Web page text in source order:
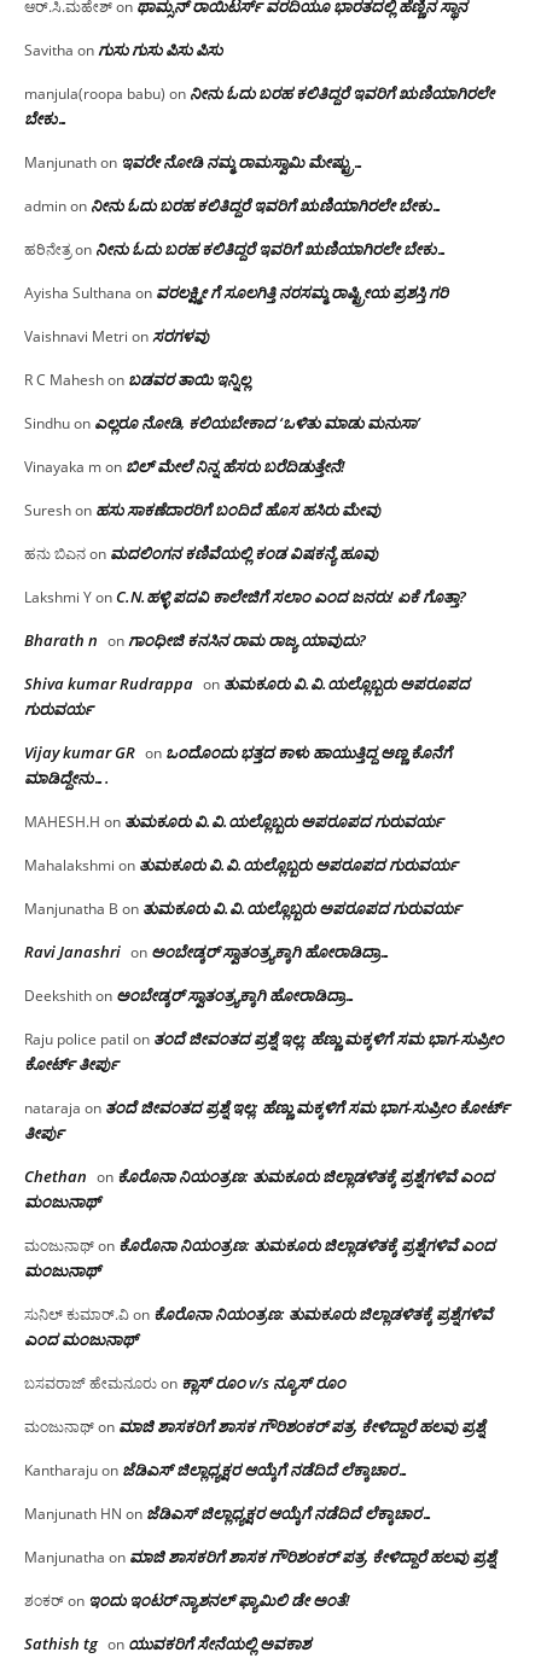
ಆರ್.ಸಿ.ಮಹೇಶ್on ಥಾಮ್ಸನ್ ರಾಯಿಟರ್ಸ್ ವರದಿಯೂ ಭಾರತದಲ್ಲಿ ಹೆಣ್ಣಿನ ಸ್ಥಾನ‌
Savitha onಗುಸು ಗುಸು ಪಿಸು ಪಿಸು
manjula(roopa babu) on ನೀನು ಓದು ಬರಹ ಕಲಿತಿದ್ದರೆ ಇವರಿಗೆ ಋಣಿಯಾಗಿರಲೇ
ಬೇಕು…
Manjunathon ಇವರೇ‌ ನೋಡಿ‌ ನಮ್ಮ‌ ರಾಮಸ್ವಾಮಿ ಮೇಷ್ಟ್ರು…
adminon ನೀನು ಓದು ಬರಹ ಕಲಿತಿದ್ದರೆ ಇವರಿಗೆ ಋಣಿಯಾಗಿರಲೇ ಬೇಕು…
ಹರಿನೇತ್ರon ನೀನು ಓದು ಬರಹ ಕಲಿತಿದ್ದರೆ ಇವರಿಗೆ ಋಣಿಯಾಗಿರಲೇ ಬೇಕು…
Ayisha Sulthana on ವರಲಕ್ಷ್ಮೀ ಗೆ ಸೂಲಗಿತ್ತಿ ನರಸಮ್ಮ‌ ರಾಷ್ಟ್ರೀಯ ಪ್ರಶಸ್ತಿ ಗರಿ
Vaishnavi Metri onಸರಗಳವು
R C Maheshon ಬಡವರ ತಾಯಿ ಇನ್ನಿಲ್ಲ
Sindhuon ಎಲ್ಲರೂ ನೋಡಿ, ಕಲಿಯಬೇಕಾದ ‘ಒಳಿತು ಮಾಡು ಮನುಸಾ’
Vinayaka mon ಬಿಲ್ ಮೇಲೆ ನಿನ್ನ ಹೆಸರು ಬರೆದಿಡುತ್ತೇನೆ!
Sureshon ಹಸು ಸಾಕಣೆದಾರರಿಗೆ ಬಂದಿದೆ ಹೊಸ ಹಸಿರು ಮೇವು
ಹನು ಬಿಎನon ಮದಲಿಂಗನ ಕಣಿವೆಯಲ್ಲಿ ಕಂಡ ವಿಷಕನ್ಯೆ ಹೂವು
Lakshmi YonC.N.ಹಳ್ಳಿ ಪದವಿ ಕಾಲೇಜಿಗೆ ಸಲಾಂ‌ ಎಂದ ಜನರು! ಏಕೆ ಗೊತ್ತಾ?
Bharath n onಗಾಂಧೀಜಿ ಕನಸಿನ ರಾಮ ರಾಜ್ಯ ಯಾವುದು?
Shiva kumar Rudrappa on ತುಮಕೂರು‌ ವಿ.ವಿ.ಯಲ್ಲೊಬ್ಬರು ಅಪರೂಪದ
ಗುರುವರ್ಯ
Vijay kumar GR on ಒಂದೊಂದು ಭತ್ತದ ಕಾಳು ಹಾಯುತ್ತಿದ್ದ ಅಣ್ಣ ಕೊನೆಗೆ
ಮಾಡಿದ್ದೇನು….
MAHESH.H on ತುಮಕೂರು‌ ವಿ.ವಿ.ಯಲ್ಲೊಬ್ಬರು ಅಪರೂಪದ ಗುರುವರ್ಯ
Mahalakshmi on ತುಮಕೂರು‌ ವಿ.ವಿ.ಯಲ್ಲೊಬ್ಬರು ಅಪರೂಪದ ಗುರುವರ್ಯ
Manjunatha B on ತುಮಕೂರು‌ ವಿ.ವಿ.ಯಲ್ಲೊಬ್ಬರು ಅಪರೂಪದ ಗುರುವರ್ಯ
Ravi Janashri on ಅಂಬೇಡ್ಕರ್ ಸ್ವಾತಂತ್ರ್ಯಕ್ಕಾಗಿ ಹೋರಾಡಿದ್ರಾ…
Deekshithon ಅಂಬೇಡ್ಕರ್ ಸ್ವಾತಂತ್ರ್ಯಕ್ಕಾಗಿ ಹೋರಾಡಿದ್ರಾ…
Raju police patil on ತಂದೆ ಜೀವಂತದ ಪ್ರಶ್ನೆ ಇಲ್ಲ: ಹೆಣ್ಣು ಮಕ್ಕಳಿಗೆ ಸಮ ಭಾಗ-ಸುಪ್ರೀಂ
ಕೋರ್ಟ್ ತೀರ್ಪು
nataraja on ತಂದೆ ಜೀವಂತದ ಪ್ರಶ್ನೆ ಇಲ್ಲ: ಹೆಣ್ಣು ಮಕ್ಕಳಿಗೆ ಸಮ ಭಾಗ-ಸುಪ್ರೀಂ ಕೋರ್ಟ್
ತೀರ್ಪು
Chethan on ಕೊರೊನಾ ನಿಯಂತ್ರಣ: ತುಮಕೂರು ಜಿಲ್ಲಾಡಳಿತಕ್ಕೆ ಪ್ರಶ್ನೆಗಳಿವೆ ಎಂದ
ಮಂಜು‌ನಾಥ್
ಮಂಜುನಾಥ್on ಕೊರೊನಾ ನಿಯಂತ್ರಣ: ತುಮಕೂರು ಜಿಲ್ಲಾಡಳಿತಕ್ಕೆ ಪ್ರಶ್ನೆಗಳಿವೆ ಎಂದ
ಮಂಜು‌ನಾಥ್
ಸುನಿಲ್ ಕುಮಾರ್.ವಿon ಕೊರೊನಾ ನಿಯಂತ್ರಣ: ತುಮಕೂರು ಜಿಲ್ಲಾಡಳಿತಕ್ಕೆ ಪ್ರಶ್ನೆಗಳಿವೆ
ಎಂದ ಮಂಜು‌ನಾಥ್
ಬಸವರಾಜ್ ಹೇಮನೂರುon ಕ್ಲಾಸ್ ರೂಂ v/s ನ್ಯೂಸ್ ರೂಂ
ಮಂಜುನಾಥ್on ಮಾಜಿ ಶಾಸಕರಿಗೆ ಶಾಸಕ ಗೌರಿಶಂಕರ್ ಪತ್ರ, ಕೇಳಿದ್ದಾರೆ ಹಲವು ಪ್ರಶ್ನೆ
Kantharajuon ಜೆಡಿಎಸ್ ಜಿಲ್ಲಾಧ್ಯಕ್ಷರ ಆಯ್ಕೆಗೆ ನಡೆದಿದೆ ಲೆಕ್ಕಾಚಾರ…
Manjunath HN on ಜೆಡಿಎಸ್ ಜಿಲ್ಲಾಧ್ಯಕ್ಷರ ಆಯ್ಕೆಗೆ ನಡೆದಿದೆ ಲೆಕ್ಕಾಚಾರ…
Manjunatha on ಮಾಜಿ ಶಾಸಕರಿಗೆ ಶಾಸಕ ಗೌರಿಶಂಕರ್ ಪತ್ರ, ಕೇಳಿದ್ದಾರೆ ಹಲವು ಪ್ರಶ್ನೆ
ಶಂಕರ್on ಇಂದು ಇಂಟರ್ ನ್ಯಾಶನಲ್ ಫ್ಯಾಮಿಲಿ ಡೇ ಅಂತೆ!
Sathish tg on ಯುವಕರಿಗೆ ಸೇನೆಯಲ್ಲಿ ಅವಕಾಶ